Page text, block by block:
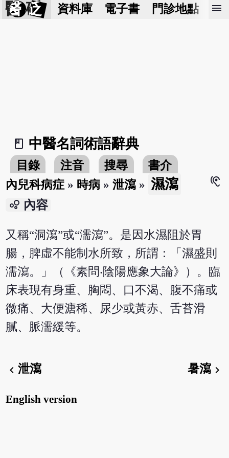
醫 砭 資料庫 電子書 門診地點 預
menu
book_2
中醫名詞術語辭典
目錄 注音 搜尋
書介
內兒科病症 » 時病 »泄瀉 » 濕瀉
hearing
bubble_chart 內容
又稱“洞瀉”或“濡瀉”。是因水濕阻於胃
腸，脾虛不能制水所致，所謂：「濕盛則
濡瀉。」（《素問‧陰陽應象大論》）。臨
床表現有身重、胸悶、口不渴、腹不痛或
微痛、大便溏稀、尿少或黃赤、舌苔滑
膩、脈濡緩等。
chevron_left泄瀉 暑瀉chevron_right
English version